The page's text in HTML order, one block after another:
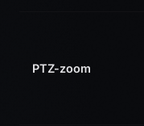
PTZ-zoom